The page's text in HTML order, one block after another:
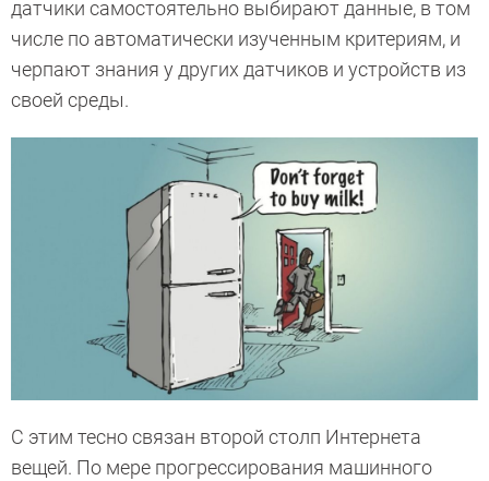
датчики самостоятельно выбирают данные, в том
числе по автоматически изученным критериям, и
черпают знания у других датчиков и устройств из
своей среды.
С этим тесно связан второй столп Интернета
вещей. По мере прогрессирования машинного